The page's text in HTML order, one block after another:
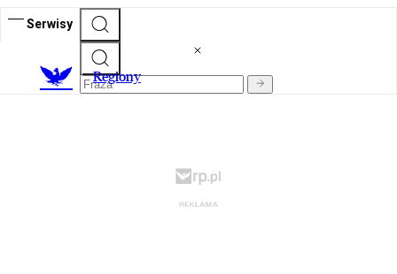
Serwisy
Regiony